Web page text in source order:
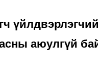
аюулгүй